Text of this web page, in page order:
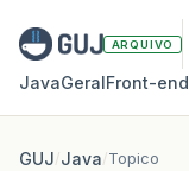
ARQUIVO
JavaGeralFront‑end
GUJ/Java/Topico